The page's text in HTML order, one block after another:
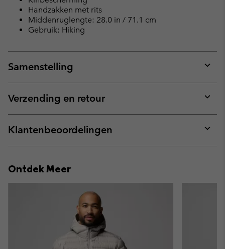
Handzakken met rits
Middenruglengte: 28.0 in / 71.1 cm
Gebruik: Hiking
Samenstelling
or
Verzending en retour
or
Klantenbeoordelingen
or
Ontdek Meer